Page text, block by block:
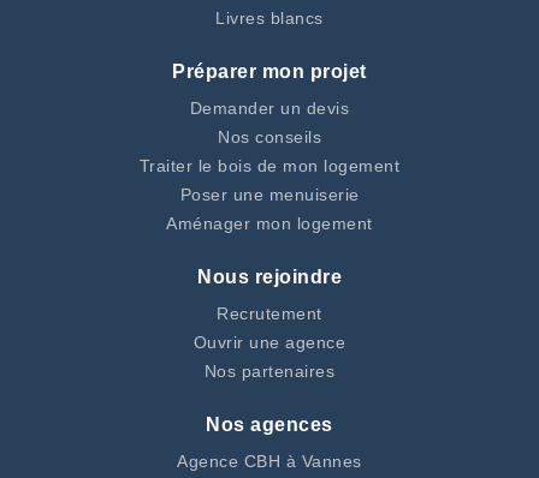
Livres blancs
Préparer mon projet
Demander un devis
Nos conseils
Traiter le bois de mon logement
Poser une menuiserie
Aménager mon logement
Nous rejoindre
Recrutement
Ouvrir une agence
Nos partenaires
Nos agences
Agence CBH à Vannes